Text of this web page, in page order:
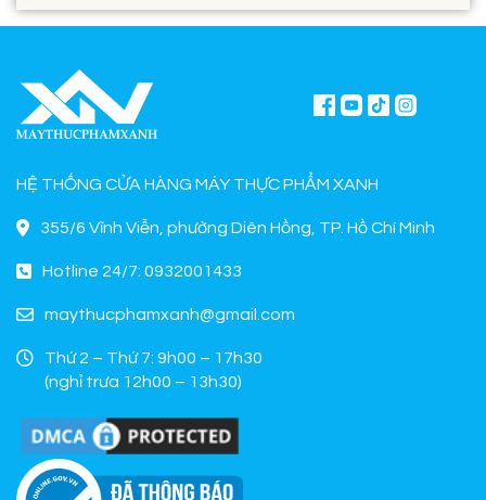
HỆ THỐNG CỬA HÀNG MÁY THỰC PHẨM XANH
355/6 Vĩnh Viễn, phường Diên Hồng, TP. Hồ Chí Minh
Hotline 24/7: 0932001433
maythucphamxanh@gmail.com
Thứ 2 – Thứ 7: 9h00 – 17h30
(nghỉ trưa 12h00 – 13h30)